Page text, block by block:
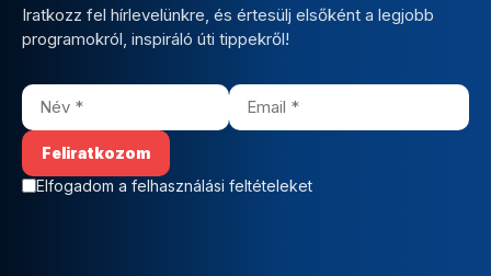
Iratkozz fel hírlevelünkre, és értesülj elsőként a legjobb
programokról, inspiráló úti tippekről!
Elfogadom a felhasználási feltételeket